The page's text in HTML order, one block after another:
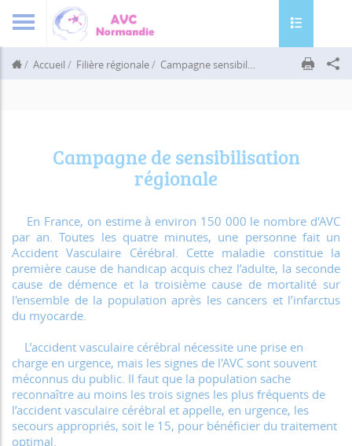
Toggle
Accueil Filière régionale Campagne sensibilisation Campagne
Campagne de sensibilisation
régionale
En France, on estime à environ 150 000 le nombre d'AVC
par an. Toutes les quatre minutes, une personne fait un
Accident Vasculaire Cérébral. Cette maladie constitue la
première cause de handicap acquis chez l’adulte, la seconde
cause de démence et la troisième cause de mortalité sur
l'ensemble de la population après les cancers et l’infarctus
du myocarde.
L’accident vasculaire cérébral nécessite une prise en
charge en urgence, mais les signes de l'AVC sont souvent
méconnus du public. Il faut que la population sache
reconnaître au moins les trois signes les plus fréquents de
l’accident vasculaire cérébral et appelle, en urgence, les
secours appropriés, soit le 15, pour bénéficier du traitement
optimal.